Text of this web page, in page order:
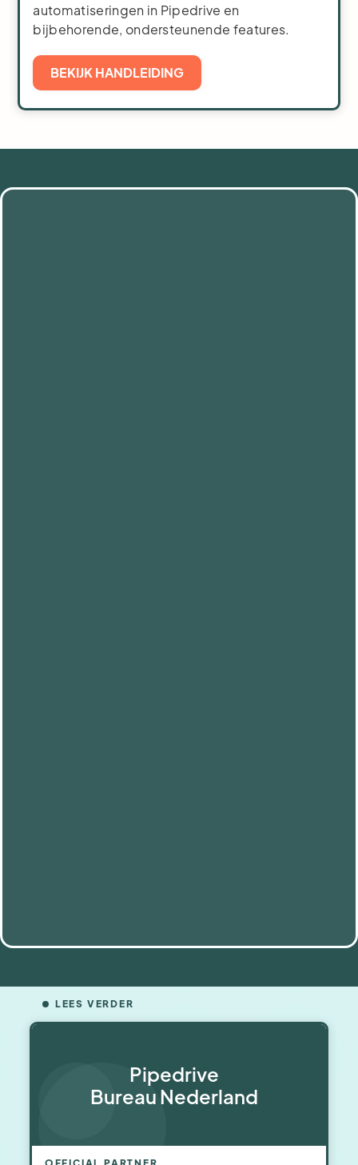
automatiseringen in Pipedrive en
bijbehorende, ondersteunende features.
BEKIJK HANDLEIDING
LEES VERDER
Pipedrive
Bureau Nederland